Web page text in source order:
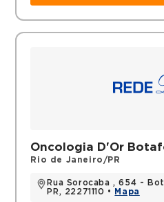
Oncologia D'Or
Rio de Janeiro/PR
Rua Sorocaba , 654 -
PR, 22271110 •
Mapa